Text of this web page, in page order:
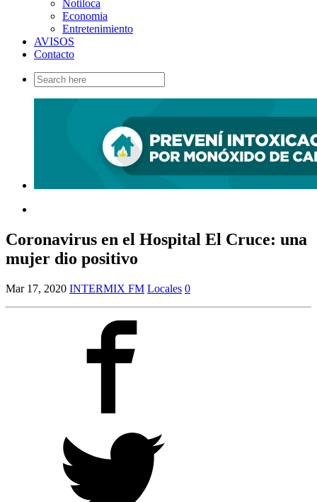
Notiloca
Economia
Entretenimiento
AVISOS
Contacto
Search
for:
Coronavirus en el Hospital El Cruce: una
mujer dio positivo
Mar 17, 2020 INTERMIX FM Locales 0